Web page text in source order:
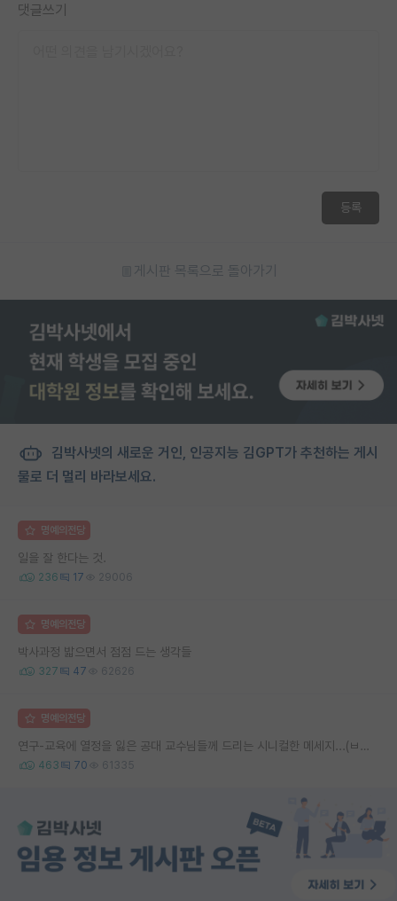
유학교육
댓글쓰기
등록
게시판 목록으로 돌아가기
김박사넷의 새로운 거인, 인공지능 김GPT가 추천하는 게시
물로 더 멀리 바라보세요.
명예의전당
일을 잘 한다는 것.
236 17 29006
명예의전당
박사과정 밟으면서 점점 드는 생각들
327 47 62626
명예의전당
연구-교육에 열정을 잃은 공대 교수님들께 드리는 시니컬한 메세지...(ㅂㄷㅂㄷ)
463 70 61335